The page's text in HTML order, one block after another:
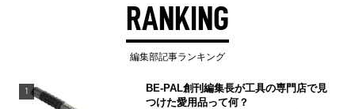
RANKING
編集部記事ランキング
1
BE-PAL創刊編集長が工具の専門店で見
つけた愛用品って何？